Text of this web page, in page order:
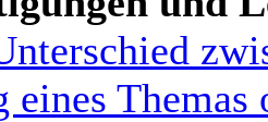
eines Themas